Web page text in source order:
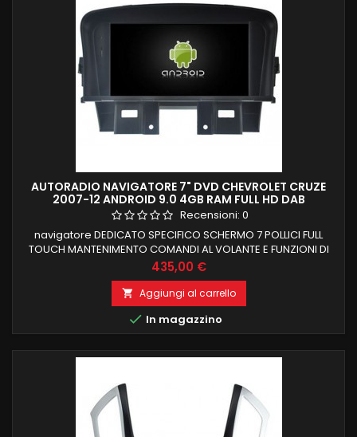
AUTORADIO NAVIGATORE 7" DVD CHEVROLET CRUZE
2007-12 ANDROID 9.0 4GB RAM FULL HD DAB
Recensioni: 0
navigatore DEDICATO SPECIFICO SCHERMO 7 POLLICI FULL
TOUCH MANTENIMENTO COMANDI AL VOLANTE E FUNZIONI DI
BORDO CHEVROLET CRUZE DAL 2007 AL 2012
PROCESSORE OCTACORE 4 GB RAM 32 GB ROM ANDROID 9.0
FUNZIONE MIRRORLINK COMPATIBILE MODULO DAB+WIFI
INTEGRATO BLUETOOTH INTEGRATO ingresso camera e aux
Prezzo
435,00 €
 Aggiungi al carrello
 In magazzino